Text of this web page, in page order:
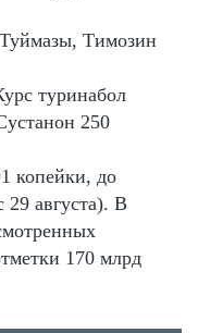
Tимозин
туринабол
250
копейки, до
29 августа). В
170 млрд